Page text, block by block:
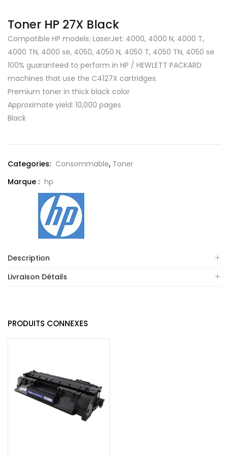
Toner HP 27X Black
Compatible HP models: LaserJet: 4000, 4000 N, 4000 T,
4000 TN, 4000 se, 4050, 4050 N, 4050 T, 4050 TN, 4050 se
100% guaranteed to perform in HP / HEWLETT PACKARD
machines that use the C4127X cartridges.
Premium toner in thick black color
Approximate yield: 10,000 pages
Black
Categories: Consommable, Toner
Marque : hp
Description
Livraison Détails
PRODUITS CONNEXES